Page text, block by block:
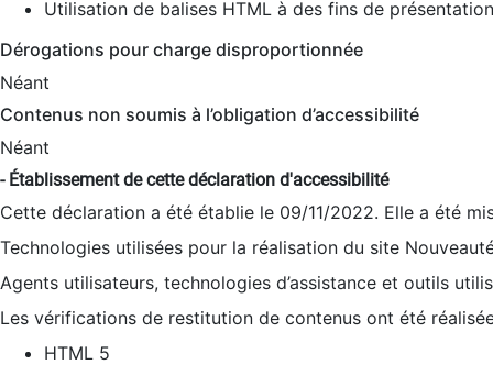
Utilisation de balises HTML à des fins de
Dérogations pour charge disproportionnée
Néant
Contenus non soumis à l’obligation d’accessibilité
Néant
- Établissement de cette déclaration d'accessibilité
Cette déclaration a été établie le 09/11/2022. Elle a été
Technologies utilisées pour la réalisation du site
Agents utilisateurs, technologies d’assistance et outils
Les vérifications de restitution de contenus ont été
HTML 5